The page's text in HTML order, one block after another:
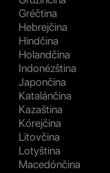
Gréčtina
Hebrejčina
Hindčina
Holandčina
Indonézština
Japončina
Katalánčina
Kazaština
Kórejčina
Litovčina
Lotyština
Macedónčina